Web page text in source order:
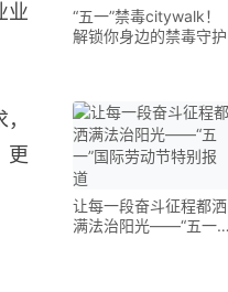
业
更
“五一”禁毒citywalk！
解锁你身边的禁毒守护
让每一段奋斗征程都洒
满法治阳光——“五一”